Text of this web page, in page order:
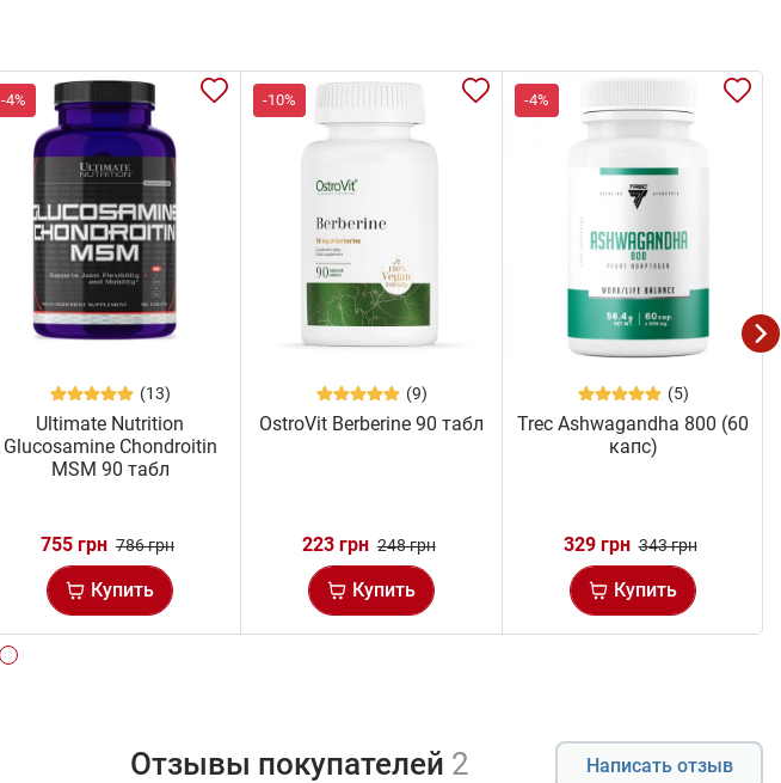
-4%
(13)
Ultimate Nutrition
Glucosamine Chondroitin
MSM 90 табл
755 грн 786 грн
Купить
-10%
(9)
OstroVit Berberine 90 табл
223 грн 248 грн
Купить
-4%
(5)
Trec Ashwagandha 800 (60
капс)
329 грн 343 грн
Купить
Отзывы покупателей 2 Написать отзыв